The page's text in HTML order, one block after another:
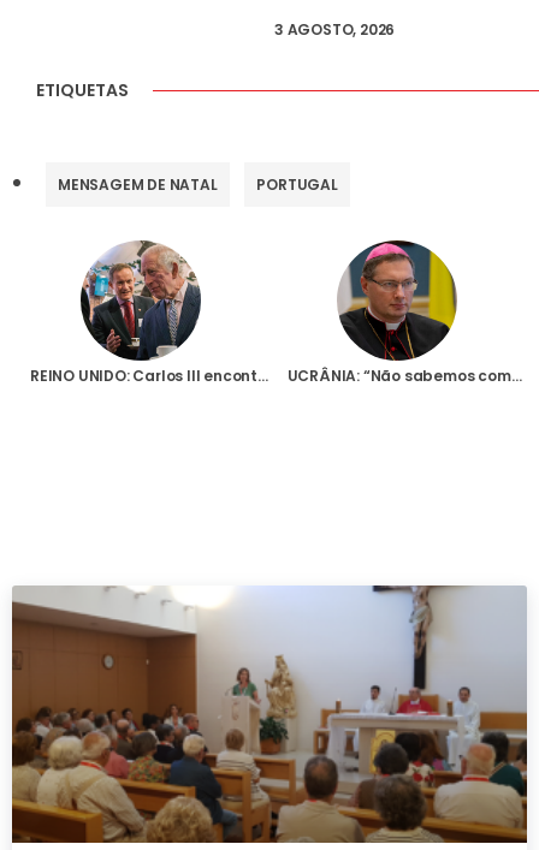
3 AGOSTO, 2026
ETIQUETAS
MENSAGEM DE NATAL PORTUGAL
REINO UNIDO: Carlos III encontra-se com cristãos vítimas de perseguição na Nigéria e recebe relatório da Fundação AIS UCRÂNIA: “Não sabemos como vamos sobreviver ao Natal”, diz Núncio Apostólico em mensagem para a Fundação AIS